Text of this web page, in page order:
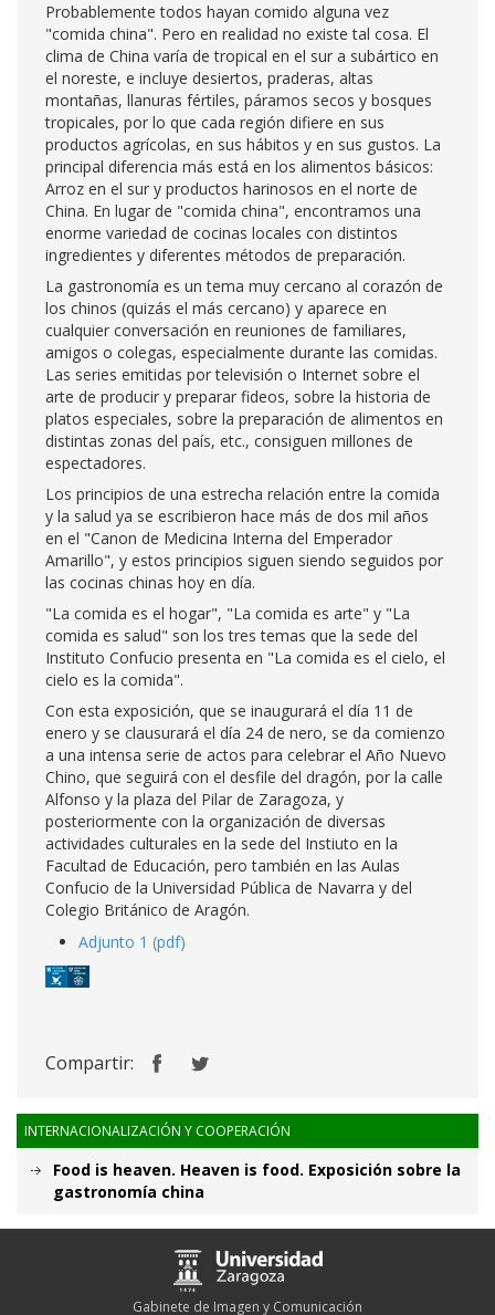
Probablemente todos hayan comido alguna vez
"comida china". Pero en realidad no existe tal cosa. El
clima de China varía de tropical en el sur a subártico en
el noreste, e incluye desiertos, praderas, altas
montañas, llanuras fértiles, páramos secos y bosques
tropicales, por lo que cada región difiere en sus
productos agrícolas, en sus hábitos y en sus gustos. La
principal diferencia más está en los alimentos básicos:
Arroz en el sur y productos harinosos en el norte de
China. En lugar de "comida china", encontramos una
enorme variedad de cocinas locales con distintos
ingredientes y diferentes métodos de preparación.
La gastronomía es un tema muy cercano al corazón de
los chinos (quizás el más cercano) y aparece en
cualquier conversación en reuniones de familiares,
amigos o colegas, especialmente durante las comidas.
Las series emitidas por televisión o Internet sobre el
arte de producir y preparar fideos, sobre la historia de
platos especiales, sobre la preparación de alimentos en
distintas zonas del país, etc., consiguen millones de
espectadores.
Los principios de una estrecha relación entre la comida
y la salud ya se escribieron hace más de dos mil años
en el "Canon de Medicina Interna del Emperador
Amarillo", y estos principios siguen siendo seguidos por
las cocinas chinas hoy en día.
"La comida es el hogar", "La comida es arte" y "La
comida es salud" son los tres temas que la sede del
Instituto Confucio presenta en "La comida es el cielo, el
cielo es la comida".
Con esta exposición, que se inaugurará el día 11 de
enero y se clausurará el día 24 de nero, se da comienzo
a una intensa serie de actos para celebrar el Año Nuevo
Chino, que seguirá con el desfile del dragón, por la calle
Alfonso y la plaza del Pilar de Zaragoza, y
posteriormente con la organización de diversas
actividades culturales en la sede del Instiuto en la
Facultad de Educación, pero también en las Aulas
Confucio de la Universidad Pública de Navarra y del
Colegio Británico de Aragón.
Adjunto 1 (pdf)
Compartir:
INTERNACIONALIZACIÓN Y COOPERACIÓN
Food is heaven. Heaven is food. Exposición sobre la
gastronomía china
Gabinete de Imagen y Comunicación